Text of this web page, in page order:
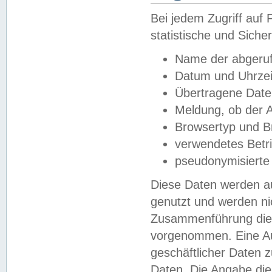
Bei jedem Zugriff auf
statistische und
Name der
Datum und
Übertragene
Meldung, ob der
Browsertyp und
verwendetes
Diese Daten werden
genutzt und werden
Zusammenführung
vorgenommen. Eine
geschäftlicher Daten